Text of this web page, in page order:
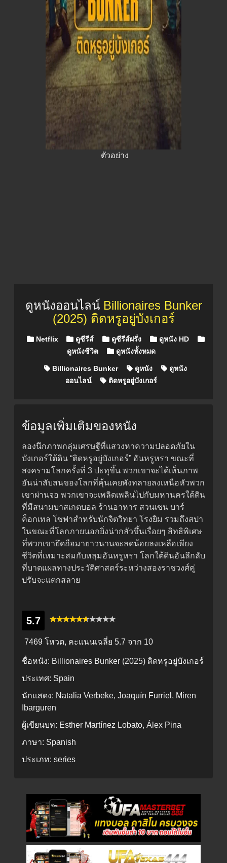
ตัวอย่าง
ดูหนังออนไลน์ Billionaires Bunker
(2025) ติดหรูอยู่บังเกอร์
Posted in
Netflix ดูซีรีส์ ดูซีรีส์ฝรั่ง
ดูหนัง HD
ดูหนังชีวิต
ดูหนังทั้งหมด
Billionaires Bunker ดูหนัง
ดูหนัง
ออนไลน์
ติดหรูอยู่บังเกอร์
ข้อมูลเพิ่มเติมของหนัง
ลองนึกภาพกลุ่มเศรษฐีที่แสวงหาความปลอดภัยใน
บังเกอร์ใต้ดิน “ติดหรูอยู่บังเกอร์” อันหรูหรา ขณะที่
สงครามโลกครั้งที่ 3 ปะทุขึ้น พวกเขาจะได้เห็นภาพ
อันน่าสับสนของโลกที่คุ้นเคยพังทลายลงเหนือหัวพวก
เขาผ่านจอ พวกเขาจะเพลิดเพลินไปกับมหานครใต้ดิน
ที่มีสนามบาสเกตบอล ร้านอาหาร สวนเซน บาร์
ค็อกเทล โซฟาสำหรับนักจิตวิทยา โรงยิม รวมถึงสปา
ในขณะที่โลกภายนอกยิ่งน่ากลัวขึ้นเรื่อยๆ สิทธิพิเศษ
ที่พวกเขายึดถือมายาวนานจะลดน้อยลงเหลือเพียง
ชีวิตที่เหมาะสมกับหลุมอันหรูหรา โลกใต้ดินอันลึกลับ
ที่บาดแผลทางประวัติศาสตร์ระหว่างสองราชวงศ์คู่
ปรับจะแตกสลาย
5.7
7469 โหวต, คะแนนเฉลี่ย 5.7 จาก 10
ชื่อหนัง: Billionaires Bunker (2025) ติดหรูอยู่บังเกอร์
ประเทศ: Spain
นักแสดง: Natalia Verbeke, Joaquín Furriel, Miren
Ibarguren
ผู้เขียนบท: Esther Martínez Lobato, Álex Pina
ภาษา: Spanish
ประเภท: series